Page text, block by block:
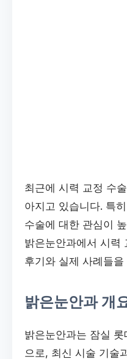
최근에 시력 교정 수
아지고 있습니다. 특히
수술에 대한 관심이
밝은눈안과에서 시력
후기와 실제 사례들
밝은눈안과 개
밝은눈안과는 잠실
으로, 최신 시술 기술